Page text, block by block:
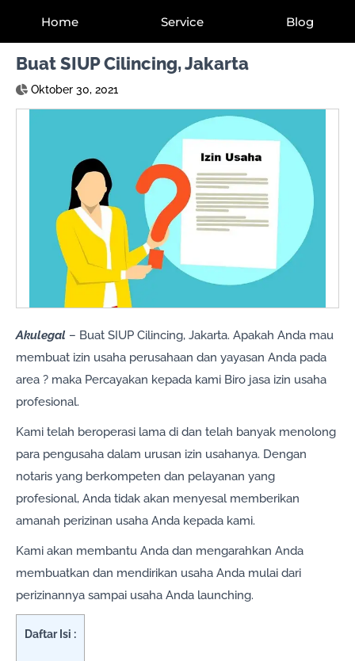
Home Service Blog
Buat SIUP Cilincing, Jakarta
Oktober 30, 2021
Akulegal – Buat SIUP Cilincing, Jakarta. Apakah Anda mau
membuat izin usaha perusahaan dan yayasan Anda pada
area ? maka Percayakan kepada kami Biro jasa izin usaha
profesional.
Kami telah beroperasi lama di dan telah banyak menolong
para pengusaha dalam urusan izin usahanya. Dengan
notaris yang berkompeten dan pelayanan yang
profesional, Anda tidak akan menyesal memberikan
amanah perizinan usaha Anda kepada kami.
Kami akan membantu Anda dan mengarahkan Anda
membuatkan dan mendirikan usaha Anda mulai dari
perizinannya sampai usaha Anda launching.
Daftar Isi :